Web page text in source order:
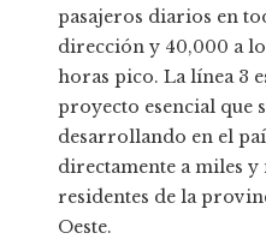
pasajeros diarios en
dirección y 40,000 a
horas pico. La línea 3
proyecto esencial que
desarrollando en el
directamente a miles y
residentes de la
Oeste.